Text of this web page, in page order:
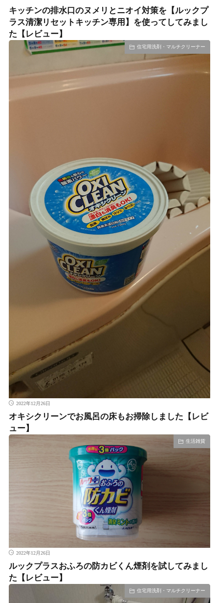
キッチンの排水口のヌメリとニオイ対策を【ルックプ
ラス清潔リセットキッチン専用】を使ってしてみまし
た【レビュー】
住宅用洗剤・マルチクリーナー
2022年12月26日
オキシクリーンでお風呂の床もお掃除しました【レビ
ュー】
生活雑貨
2022年12月26日
ルックプラスおふろの防カビくん煙剤を試してみまし
た【レビュー】
住宅用洗剤・マルチクリーナー